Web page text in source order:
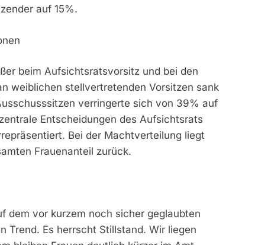
auf 15%.
beim Aufsichtsratsvorsitz und bei den
weiblichen stellvertretenden Vorsitzen sank
verringerte sich von 39% auf
Entscheidungen des Aufsichtsrats
Bei der Machtverteilung liegt
Frauenanteil zurück.
dem vor kurzem noch sicher geglaubten
Trend. Es herrscht Stillstand. Wir liegen